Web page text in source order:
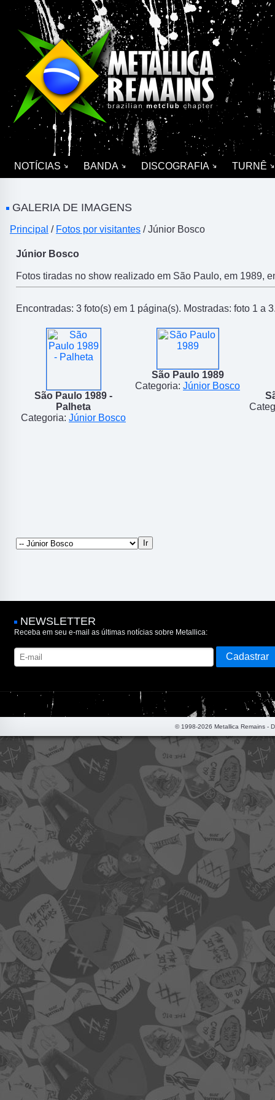
NOTÍCIAS BANDA DISCOGRAFIA TURNÊ
GALERIA DE IMAGENS
Principal / Fotos por visitantes / Júnior Bosco
Júnior Bosco
Fotos tiradas no show realizado em São Paulo, em 1989,
Encontradas: 3 foto(s) em 1 página(s). Mostradas: foto 1 a
São Paulo 1989 -
Palheta
Categoria: Júnior Bosco
São Paulo 1989
Categoria: Júnior Bosco
NEWSLETTER
Receba em seu e-mail as últimas notícias sobre Metallica:
© 1998-2026 Metallica Remains -